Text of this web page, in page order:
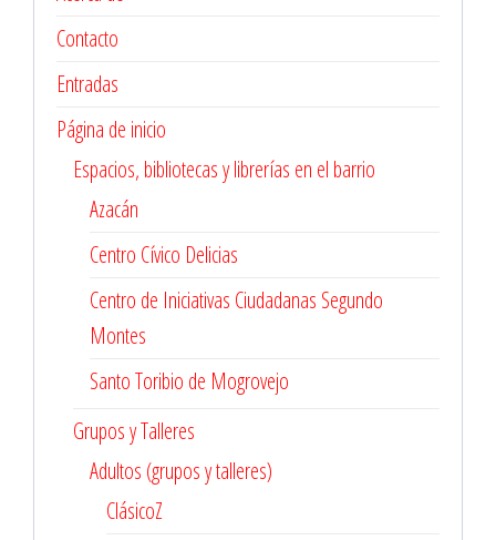
Contacto
Entradas
Página de inicio
Espacios, bibliotecas y librerías en el barrio
Azacán
Centro Cívico Delicias
Centro de Iniciativas Ciudadanas Segundo
Montes
Santo Toribio de Mogrovejo
Grupos y Talleres
Adultos (grupos y talleres)
ClásicoZ